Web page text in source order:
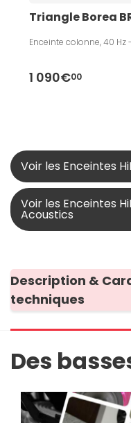
Triangle Borea
Enceinte colonne, 40 Hz
1 090€00
Voir les Enceintes
Voir les Enceintes
Acoustics
Description &
techniques
Des